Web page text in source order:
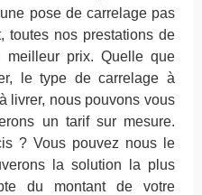
pose de carrelage pas
toutes nos prestations de
meilleur prix. Quelle que
le type de carrelage à
livrer, nous pouvons vous
un tarif sur mesure.
? Vous pouvez nous le
la solution la plus
du montant de votre